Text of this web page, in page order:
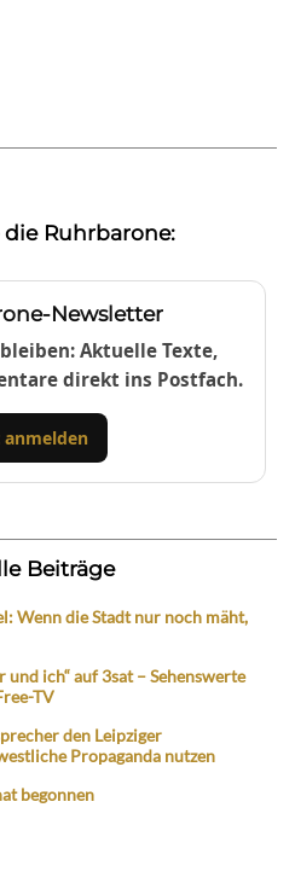
Ruhrbarone:
Newsletter
Aktuelle Texte,
direkt ins Postfach.
anmelden
Beiträge
Wenn die Stadt nur noch mäht,
und ich“ auf 3sat – Sehenswerte
TV
den Leipziger
Propaganda nutzen
begonnen